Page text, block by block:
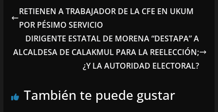
RETIENEN A TRABAJADOR DE LA CFE EN UKUM
POR PÉSIMO SERVICIO
DIRIGENTE ESTATAL DE MORENA “DESTAPA” A
ALCALDESA DE CALAKMUL PARA LA REELECCIÓN;
¿Y LA AUTORIDAD ELECTORAL?
También te puede gustar